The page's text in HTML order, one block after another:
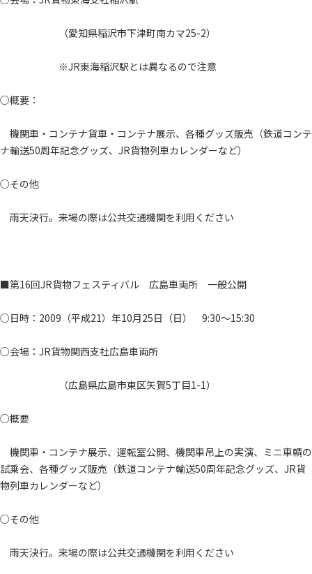
（愛知県稲沢市下津町南カマ25-2）
※JR東海稲沢駅とは異なるので注意
○概要：
機関車・コンテナ貨車・コンテナ展示、各種グッズ販売（鉄道コンテ
ナ輸送50周年記念グッズ、JR貨物列車カレンダーなど）
○その他
雨天決行。来場の際は公共交通機関を利用ください
■第16回JR貨物フェスティバル 広島車両所 一般公開
○日時：2009（平成21）年10月25日（日） 9:30～15:30
○会場：JR貨物関西支社広島車両所
（広島県広島市東区矢賀5丁目1-1）
○概要
機関車・コンテナ展示、運転室公開、機関車吊上の実演、ミニ車輌の
試乗会、各種グッズ販売（鉄道コンテナ輸送50周年記念グッズ、JR貨
物列車カレンダーなど）
○その他
雨天決行。来場の際は公共交通機関を利用ください